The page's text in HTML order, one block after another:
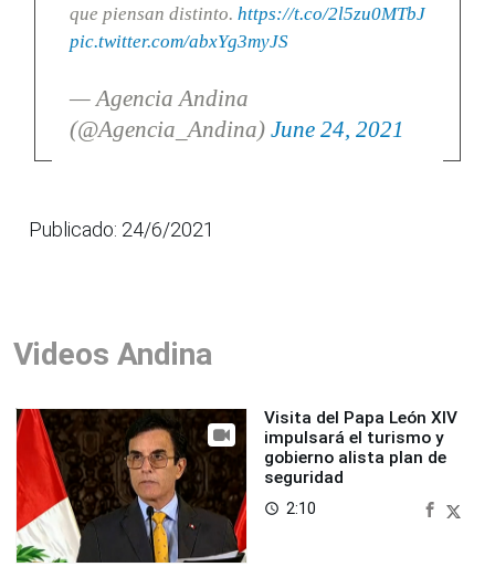
que piensan distinto. https://t.co/2l5zu0MTbJ
pic.twitter.com/abxYg3myJS
— Agencia Andina
(@Agencia_Andina) June 24, 2021
Publicado: 24/6/2021
Videos Andina
Visita del Papa León XIV
impulsará el turismo y
gobierno alista plan de
seguridad
access_time 2:10